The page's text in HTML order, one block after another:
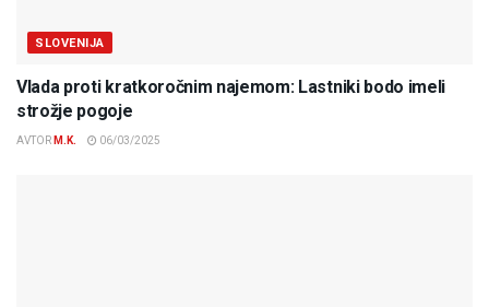
SLOVENIJA
Vlada proti kratkoročnim najemom: Lastniki bodo imeli
strožje pogoje
AVTOR M.K. 06/03/2025